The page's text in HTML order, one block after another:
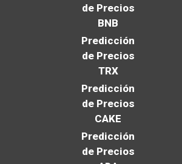
de Precios
BNB
Predicción
de Precios
TRX
Predicción
de Precios
CAKE
Predicción
de Precios